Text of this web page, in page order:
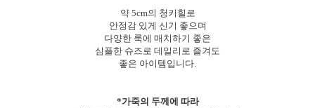
약 5cm의 청키힐로
안정감 있게 신기 좋으며
다양한 룩에 매치하기 좋은
심플한 슈즈로 데일리로 즐겨도
좋은 아이템입니다.
*가죽의 두께에 따라